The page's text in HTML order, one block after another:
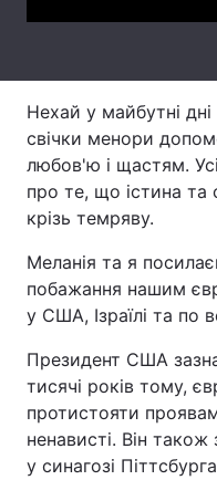
Архів
Контакти
Тема оформлення
Нехай у майбутні
свічки менори
любов'ю і щастям.
про те, що істина та
крізь темряву.
Меланія та я
побажання нашим
у США, Ізраїлі та по
Президент США
тисячі років тому,
протистояти
ненависті. Він також
у синагозі